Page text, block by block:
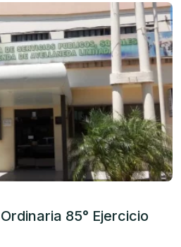
85° Ejercicio